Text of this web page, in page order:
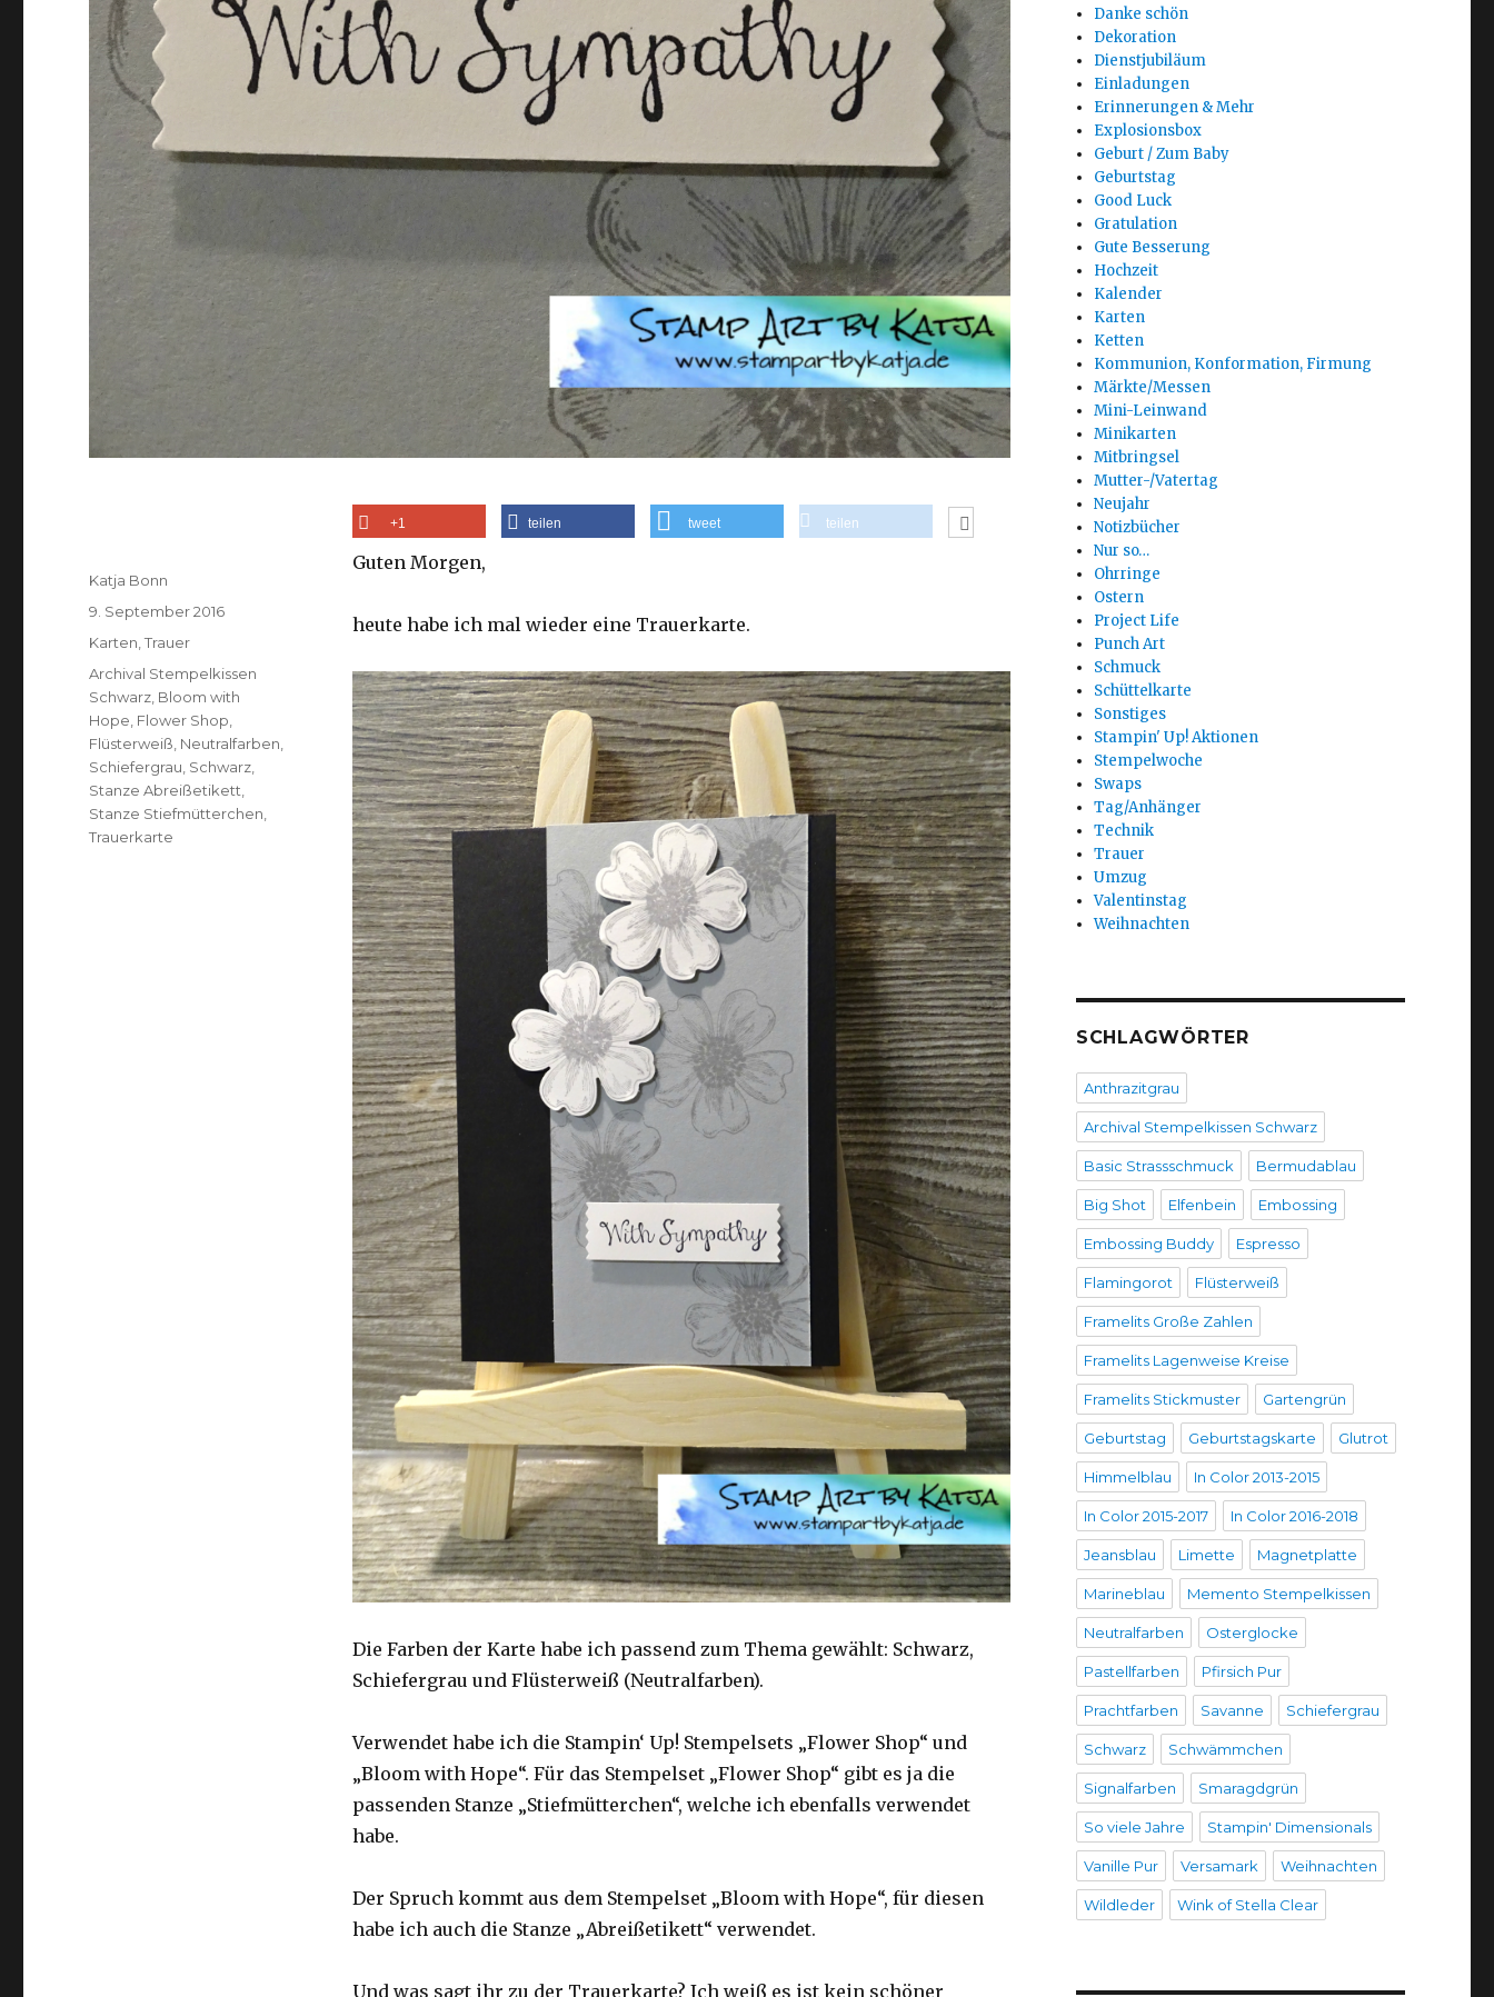
+1 teilen tweet teilen
Guten Morgen,
heute habe ich mal wieder eine Trauerkarte.
Die Farben der Karte habe ich passend zum Thema gewählt: Schwarz,
Schiefergrau und Flüsterweiß (Neutralfarben).
Verwendet habe ich die Stampin‘ Up! Stempelsets „Flower Shop“ und
„Bloom with Hope“. Für das Stempelset „Flower Shop“ gibt es ja die
passenden Stanze „Stiefmütterchen“, welche ich ebenfalls verwendet
habe.
Der Spruch kommt aus dem Stempelset „Bloom with Hope“, für diesen
habe ich auch die Stanze „Abreißetikett“ verwendet.
Und was sagt ihr zu der Trauerkarte? Ich weiß es ist kein schöner
Autor
Katja Bonn
Veröffentlicht
9. September 2016
Kategorien
Karten ,Trauer
Schlagwörter
Archival Stempelkissen
Schwarz Bloom with
Hope Flower Shop
Flüsterweiß Neutralfarben
Schiefergrau Schwarz
Stanze Abreißetikett
Stanze Stiefmütterchen
Trauerkarte
Danke schön
Dekoration
Dienstjubiläum
Einladungen
Erinnerungen & Mehr
Explosionsbox
Geburt / Zum Baby
Geburtstag
Good Luck
Gratulation
Gute Besserung
Hochzeit
Kalender
Karten
Ketten
Kommunion, Konformation, Firmung
Märkte/Messen
Mini-Leinwand
Minikarten
Mitbringsel
Mutter-/Vatertag
Neujahr
Notizbücher
Nur so…
Ohrringe
Ostern
Project Life
Punch Art
Schmuck
Schüttelkarte
Sonstiges
Stampin' Up! Aktionen
Stempelwoche
Swaps
Tag/Anhänger
Technik
Trauer
Umzug
Valentinstag
Weihnachten
SCHLAGWÖRTER
Anthrazitgrau
Archival Stempelkissen Schwarz
Basic Strassschmuck Bermudablau
Big Shot Elfenbein Embossing
Embossing Buddy Espresso
Flamingorot Flüsterweiß
Framelits Große Zahlen
Framelits Lagenweise Kreise
Framelits Stickmuster Gartengrün
Geburtstag Geburtstagskarte Glutrot
Himmelblau In Color 2013-2015
In Color 2015-2017 In Color 2016-2018
Jeansblau Limette Magnetplatte
Marineblau Memento Stempelkissen
Neutralfarben Osterglocke
Pastellfarben Pfirsich Pur
Prachtfarben Savanne Schiefergrau
Schwarz Schwämmchen
Signalfarben Smaragdgrün
So viele Jahre Stampin' Dimensionals
Vanille Pur Versamark Weihnachten
Wildleder Wink of Stella Clear